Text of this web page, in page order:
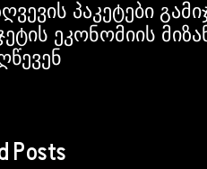
პაკეტები
ეკონომიის
Posts